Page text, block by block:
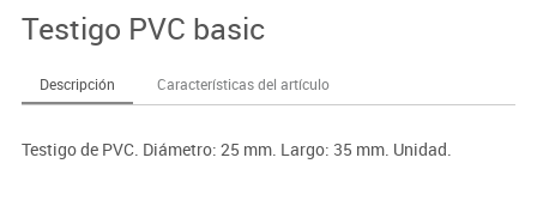
Testigo PVC basic
Descripción Características del artículo
Testigo de PVC. Diámetro: 25 mm. Largo: 35 mm. Unidad.